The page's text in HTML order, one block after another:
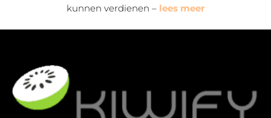
kunnen verdienen – lees meer